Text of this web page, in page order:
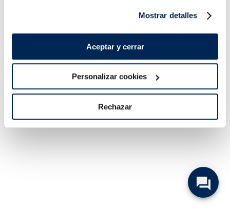
Mostrar detalles
Aceptar y cerrar
Personalizar cookies
Rechazar